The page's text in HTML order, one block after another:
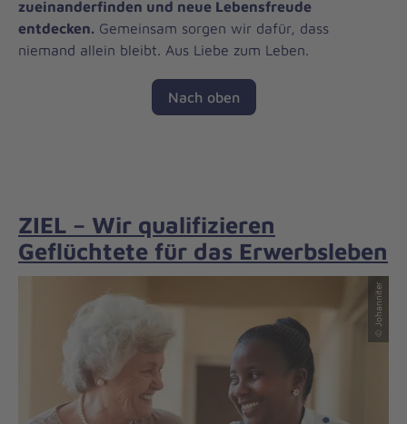
zueinanderfinden und neue Lebensfreude
entdecken. Gemeinsam sorgen wir dafür, dass
niemand allein bleibt. Aus Liebe zum Leben.
Nach oben
ZIEL – Wir qualifizieren
Geflüchtete für das Erwerbsleben
© Johanniter